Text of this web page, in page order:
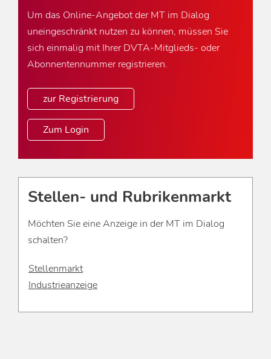
Um das Online-Angebot der MT im Dialog
uneingeschränkt nutzen zu können, müssen Sie
sich einmalig mit Ihrer DVTA-Mitglieds- oder
Abonnentennummer registrieren.
zur Registrierung
Zum Login
Stellen- und Rubrikenmarkt
Möchten Sie eine Anzeige in der MT im Dialog
schalten?
Stellenmarkt
Industrieanzeige